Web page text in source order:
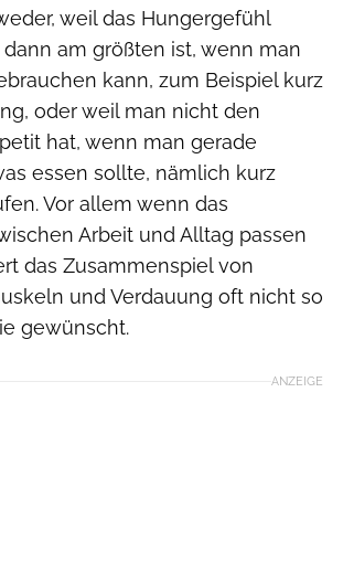
weil das Hungergefühl
am größten ist, wenn man
kann, zum Beispiel kurz
oder weil man nicht den
hat, wenn man gerade
essen sollte, nämlich kurz
Vor allem wenn das
Arbeit und Alltag passen
das Zusammenspiel von
und Verdauung oft nicht so
gewünscht.
ANZEIGE